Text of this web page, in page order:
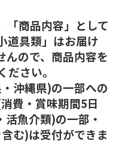
商品内容」として
道具類」はお届け
んので、商品内容を
さい。
沖縄県)の一部への
費・賞味期間5日
魚介類)の一部・
む)は受付ができま